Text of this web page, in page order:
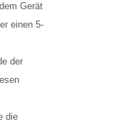
Gerät
einen 5-
der
die